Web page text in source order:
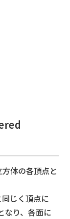
体の各頂点と
じく頂点に
なり、各面に